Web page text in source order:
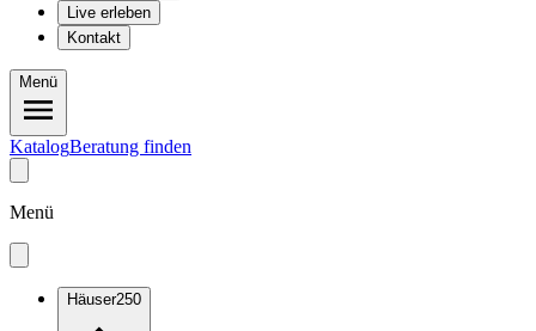
Live erleben
Kontakt
Menü
KatalogBeratung finden
Menü
Häuser250